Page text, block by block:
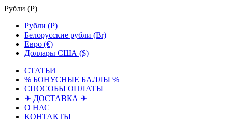
Рубли (Р)
Рубли (Р)
Белорусские рубли (Br)
Евро (€)
Доллары США ($)
СТАТЬИ
% БОНУСНЫЕ БАЛЛЫ %
СПОСОБЫ ОПЛАТЫ
✈ ДОСТАВКА ✈
О НАС
КОНТАКТЫ